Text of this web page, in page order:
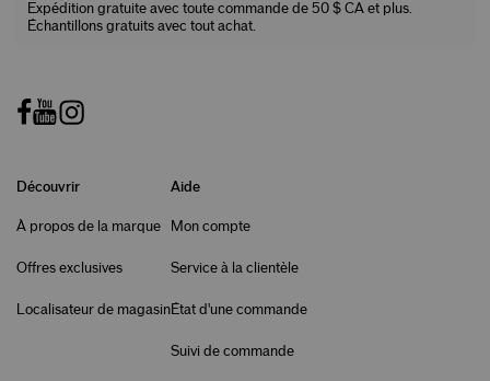
Expédition gratuite avec toute commande de 50 $ CA et plus.
Échantillons gratuits avec tout achat.
Découvrir
À propos de la marque
Offres exclusives
Localisateur de magasin
Aide
Mon compte
Service à la clientèle
État d'une commande
Suivi de commande